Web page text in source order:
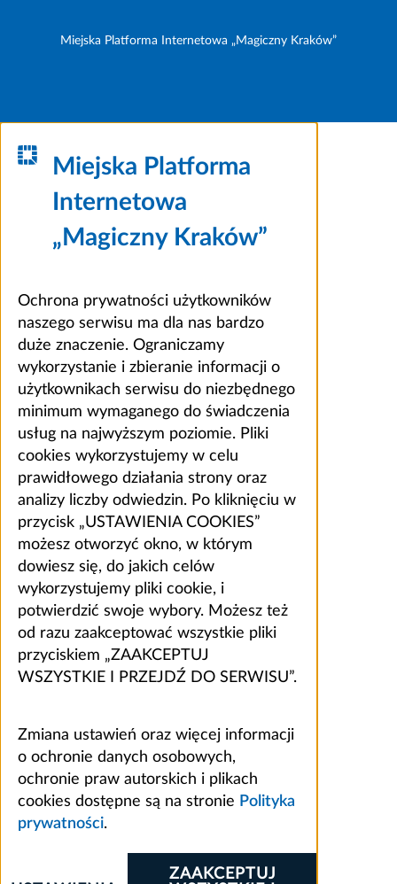
Miejska Platforma Internetowa „Magiczny Kraków”
Miejska Platforma
Internetowa
„Magiczny Kraków”
Ochrona prywatności użytkowników
naszego serwisu ma dla nas bardzo
duże znaczenie. Ograniczamy
wykorzystanie i zbieranie informacji o
użytkownikach serwisu do niezbędnego
minimum wymaganego do świadczenia
usług na najwyższym poziomie. Pliki
cookies wykorzystujemy w celu
prawidłowego działania strony oraz
analizy liczby odwiedzin. Po kliknięciu w
przycisk „USTAWIENIA COOKIES”
możesz otworzyć okno, w którym
dowiesz się, do jakich celów
wykorzystujemy pliki cookie, i
potwierdzić swoje wybory. Możesz też
od razu zaakceptować wszystkie pliki
przyciskiem „ZAAKCEPTUJ
WSZYSTKIE I PRZEJDŹ DO SERWISU”.
Zmiana ustawień oraz więcej informacji
o ochronie danych osobowych,
ochronie praw autorskich i plikach
cookies dostępne są na stronie Polityka
prywatności.
ZAAKCEPTUJ